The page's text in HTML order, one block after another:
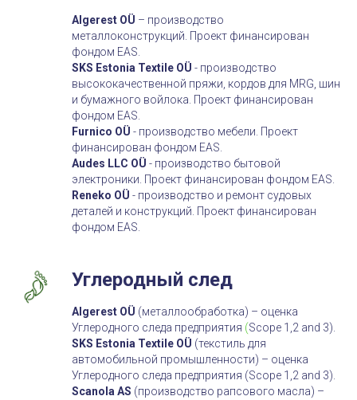
Algerest OÜ – производство
металлоконструкций. Проект финансирован
фондом EAS.
SKS Estonia Textile OÜ - производство
высококачественной пряжи, кордов для MRG, шин
и бумажного войлока. Проект финансирован
фондом EAS.
Furnico OÜ - производство мебели. Проект
финансирован фондом EAS.
Audes LLC OÜ - производство бытовой
электроники. Проект финансирован фондом EAS.
Reneko OÜ - производство и ремонт судовых
деталей и конструкций. Проект финансирован
фондом EAS.
Углеродный след
Algerest OÜ (металлообработка) – оценка
Углеродного следа предприятия (Scope 1,2 and 3).
SKS Estonia Textile OÜ (текстиль для
автомобильной промышленности) – оценка
Углеродного следа предприятия (Scope 1,2 and 3).
Scanola AS (производство рапсового масла) –